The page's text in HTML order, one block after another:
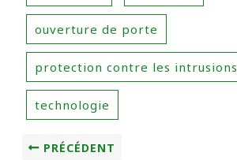
ouverture de porte
protection contre les intrusions
technologie
PRÉCÉDENT